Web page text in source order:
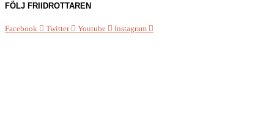
FÖLJ FRIIDROTTAREN
Facebook Twitter Youtube Instagram